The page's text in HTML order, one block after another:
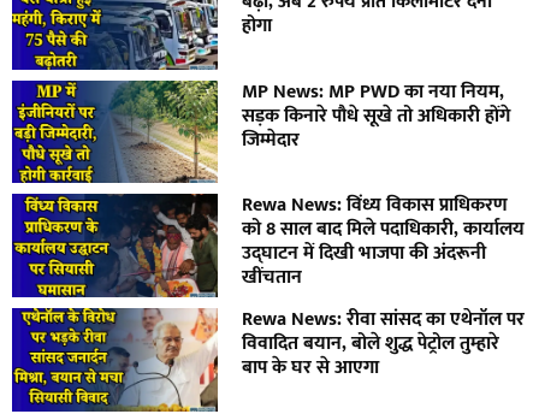
होगा
MP News: MP PWD का नया नियम,
सड़क किनारे पौधे सूखे तो अधिकारी होंगे
जिम्मेदार
Rewa News: विंध्य विकास प्राधिकरण
को 8 साल बाद मिले पदाधिकारी, कार्यालय
उद्घाटन में दिखी भाजपा की अंदरूनी
खींचतान
Rewa News: रीवा सांसद का एथेनॉल पर
विवादित बयान, बोले शुद्ध पेट्रोल तुम्हारे
बाप के घर से आएगा